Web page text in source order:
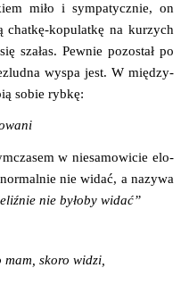
miło i sym­pa­tycz­nie, on
chat­kę-kopu­lat­kę na kurzych
sza­łas. Pew­nie pozo­stał po
wyspa jest. W mię­dzy­
sobie rybkę:
w nie­sa­mo­wi­cie elo­
nie widać, a nazy­wa
nie było­by widać”
sko­ro widzi,